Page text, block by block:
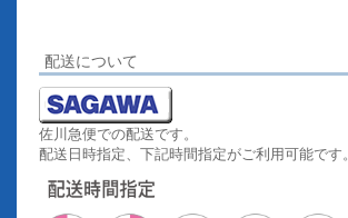
配送について
佐川急便での配送です。
配送日時指定、下記時間指定がご利用可能です。